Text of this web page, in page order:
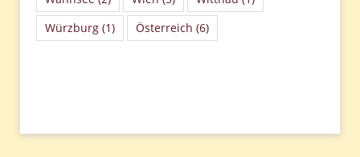
Würzburg (1) Österreich (6)